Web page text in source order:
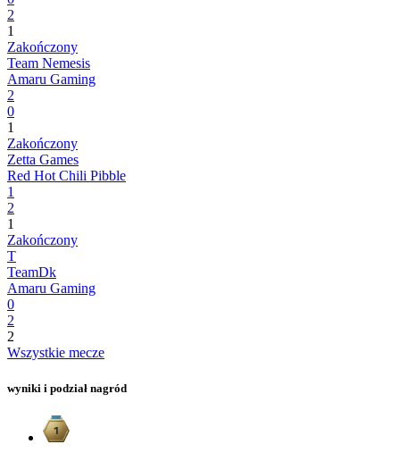
2
1
Zakończony
Team Nemesis
Amaru Gaming
2
0
1
Zakończony
Zetta Games
Red Hot Chili Pibble
1
2
1
Zakończony
T
TeamDk
Amaru Gaming
0
2
2
Wszystkie mecze
wyniki i podział nagród